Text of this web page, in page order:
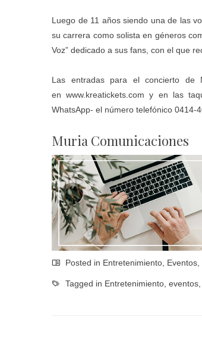
Luego de 11 años siendo una de las
su carrera como solista en géneros
Voz” dedicado a sus fans, con el que
Las entradas para el concierto de
enwww.kreatickets.com y en las
WhatsApp- el número telefónico 0414-
Muria Comunicaciones
Posted in Entretenimiento Eventos
Tagged in Entretenimiento eventos